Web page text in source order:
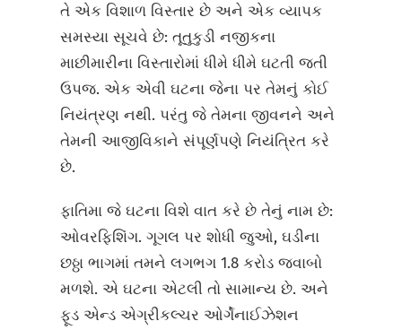
તે એક વિશાળ વિસ્તાર છે અને એક વ્યાપક
સમસ્યા સૂચવે છે: તૂતુકુડી નજીકના
માછીમારીના વિસ્તારોમાં ધીમે ધીમે ઘટતી જતી
ઉપજ. એક એવી ઘટના જેના પર તેમનું કોઈ
નિયંત્રણ નથી. પરંતુ જે તેમના જીવનને અને
તેમની આજીવિકાને સંપૂર્ણપણે નિયંત્રિત કરે
છે.
ફાતિમા જે ઘટના વિશે વાત કરે છે તેનું નામ છે:
ઓવરફિશિંગ. ગૂગલ પર શોધી જુઓ, ઘડીના
છઠ્ઠા ભાગમાં તમને લગભગ 1.8 કરોડ જવાબો
મળશે. એ ઘટના એટલી તો સામાન્ય છે. અને
ફૂડ એન્ડ એગ્રીકલ્ચર ઓર્ગેનાઈઝેશન